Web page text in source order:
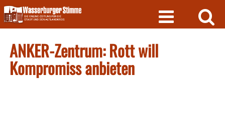
Skip
to
content
ANKER-Zentrum: Rott will
Kompromiss anbieten